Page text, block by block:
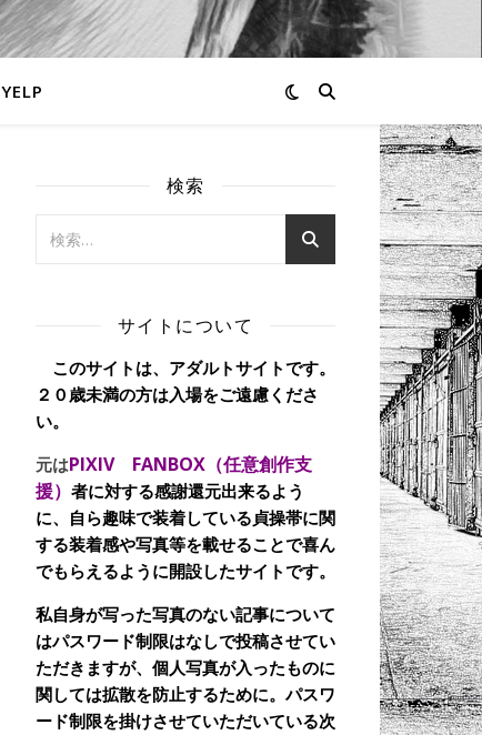
YELP
検索
サイトについて
このサイトは、アダルトサイトです。
２０歳未満の方は入場をご遠慮くださ
い。
元はPIXIV FANBOX（任意創作支
援） 者に対する感謝還元出来るよう
に、自ら趣味で装着している貞操帯に関
する装着感や写真等を載せることで喜ん
でもらえるように開設したサイトです。
私自身が写った写真のない記事について
はパスワード制限はなしで投稿させてい
ただきますが、個人写真が入ったものに
関しては拡散を防止するために。パスワ
ード制限を掛けさせていただいている次